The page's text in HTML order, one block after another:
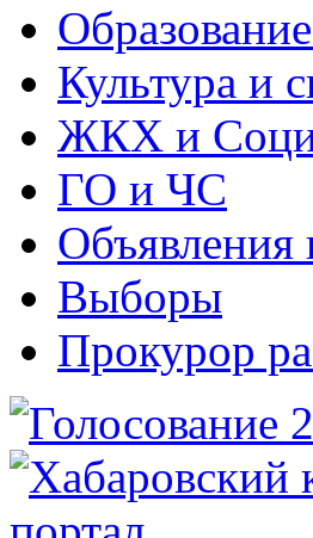
Культура и
ЖКХ и
ГО и ЧС
Объявления
Выборы
Прокурор